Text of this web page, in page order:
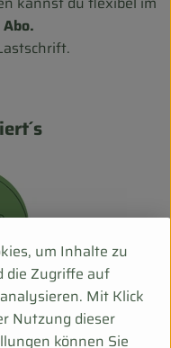
um Inhalte zu
die Zugriffe auf
Mit Klick
Nutzung dieser
können Sie